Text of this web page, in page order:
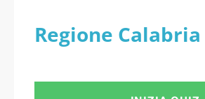
Regione Calabria